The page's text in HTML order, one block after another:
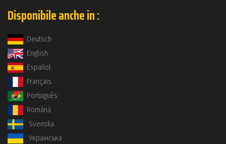
Disponibile anche in :
Deutsch
English
Español
Français
Português
Română
Svenska
Українська